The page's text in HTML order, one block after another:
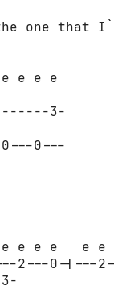
one that
e e e
3-
0---
e e e   e e
2---0-|---